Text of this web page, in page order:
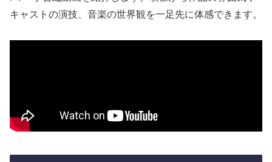
キャストの演技、音楽の世界観を一足先に体感できます。